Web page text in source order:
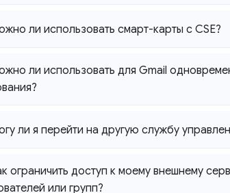
ли использовать смарт-карты с CSE?
ли использовать для Gmail
ли я перейти на другую службу
ограничить доступ к моему внешнему
или групп?